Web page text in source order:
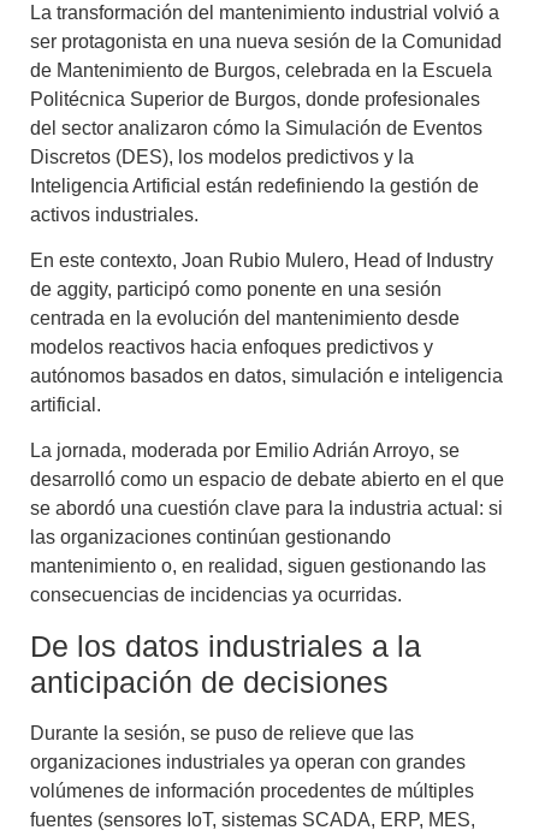
La transformación del mantenimiento industrial volvió a
ser protagonista en una nueva sesión de la Comunidad
de Mantenimiento de Burgos, celebrada en la Escuela
Politécnica Superior de Burgos, donde profesionales
del sector analizaron cómo la Simulación de Eventos
Discretos (DES), los modelos predictivos y la
Inteligencia Artificial están redefiniendo la gestión de
activos industriales.
En este contexto, Joan Rubio Mulero, Head of Industry
de aggity, participó como ponente en una sesión
centrada en la evolución del mantenimiento desde
modelos reactivos hacia enfoques predictivos y
autónomos basados en datos, simulación e inteligencia
artificial.
La jornada, moderada por Emilio Adrián Arroyo, se
desarrolló como un espacio de debate abierto en el que
se abordó una cuestión clave para la industria actual: si
las organizaciones continúan gestionando
mantenimiento o, en realidad, siguen gestionando las
consecuencias de incidencias ya ocurridas.
De los datos industriales a la
anticipación de decisiones
Durante la sesión, se puso de relieve que las
organizaciones industriales ya operan con grandes
volúmenes de información procedentes de múltiples
fuentes (sensores IoT, sistemas SCADA, ERP, MES,